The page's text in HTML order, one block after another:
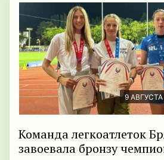
9 АВГУСТА
Команда легкоатлеток
завоевала бронзу